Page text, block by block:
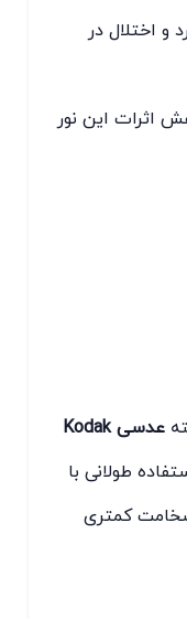
اختلال در
اثرات این نور
عدسی Kodak
طولانی با
کمتری